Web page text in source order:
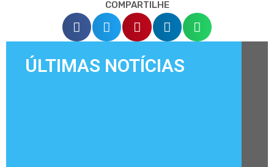
COMPARTILHE
ÚLTIMAS NOTÍCIAS